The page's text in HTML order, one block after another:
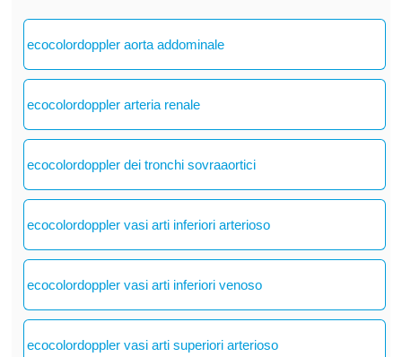
ecocolordoppler aorta addominale
ecocolordoppler arteria renale
ecocolordoppler dei tronchi sovraaortici
ecocolordoppler vasi arti inferiori arterioso
ecocolordoppler vasi arti inferiori venoso
ecocolordoppler vasi arti superiori arterioso